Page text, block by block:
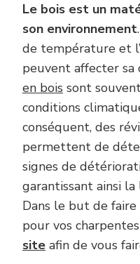
Le bois est un
son environnement
de température et
peuvent affecter sa
en bois sont
conditions
conséquent, des
permettent de
signes de
garantissant ainsi
Dans le but de
pour vos
site afin de vous